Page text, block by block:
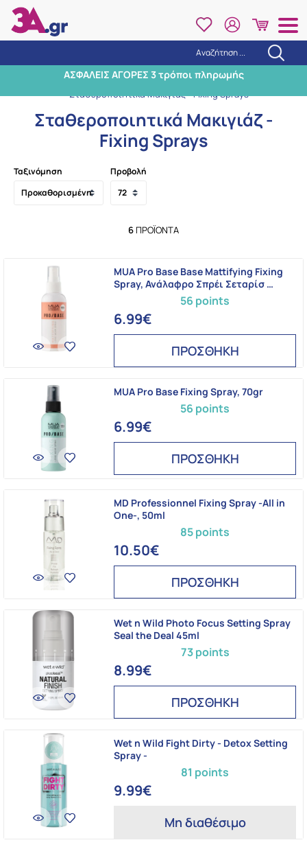
Αναζήτηση ...
ΑΣΦΑΛΕΙΣ ΑΓΟΡΕΣ 3 τρόποι πληρωμής
Αναζήτηση
Πρόσωπο
/
Σταθεροποιητικά Μακιγιάζ - Fixing Sprays
Σταθεροποιητικά Μακιγιάζ -
Fixing Sprays
Ταξινόμηση Προβολή
6ΠΡΟΪΌΝΤΑ
56 points
MUA Pro Base Base Mattifying Fixing
Spray, Ανάλαφρο Σπρέι Σεταρίσ …
6.99€
ΠΡΟΣΘΗΚΗ
56 points
MUA Pro Base Fixing Spray, 70gr
6.99€
ΠΡΟΣΘΗΚΗ
85 points
MD Professionnel Fixing Spray -All in
One-, 50ml
10.50€
ΠΡΟΣΘΗΚΗ
73 points
Wet n Wild Photo Focus Setting Spray
Seal the Deal 45ml
8.99€
ΠΡΟΣΘΗΚΗ
81 points
Wet n Wild Fight Dirty - Detox Setting
Spray -
9.99€
Μη διαθέσιμο